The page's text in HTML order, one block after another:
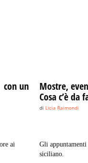
con un
ai
Mostre,
Cosa c’è da
di Licia Raimondi
Gli
siciliano.